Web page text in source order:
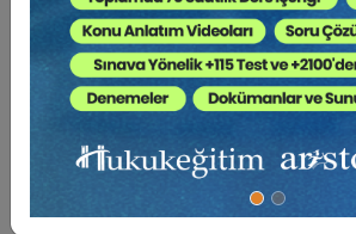
Beyaz Şapkalı Hackerların
Sırasındaki Eylemlerinin Siber
İncelenmesi Video Eğitimi